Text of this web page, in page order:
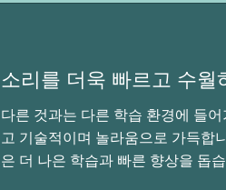
소리를 더욱 빠르고 수월
다른 것과는 다른 학습 환경에 들
고 기술적이며 놀라움으로 가득합
은 더 나은 학습과 빠른 향상을 돕